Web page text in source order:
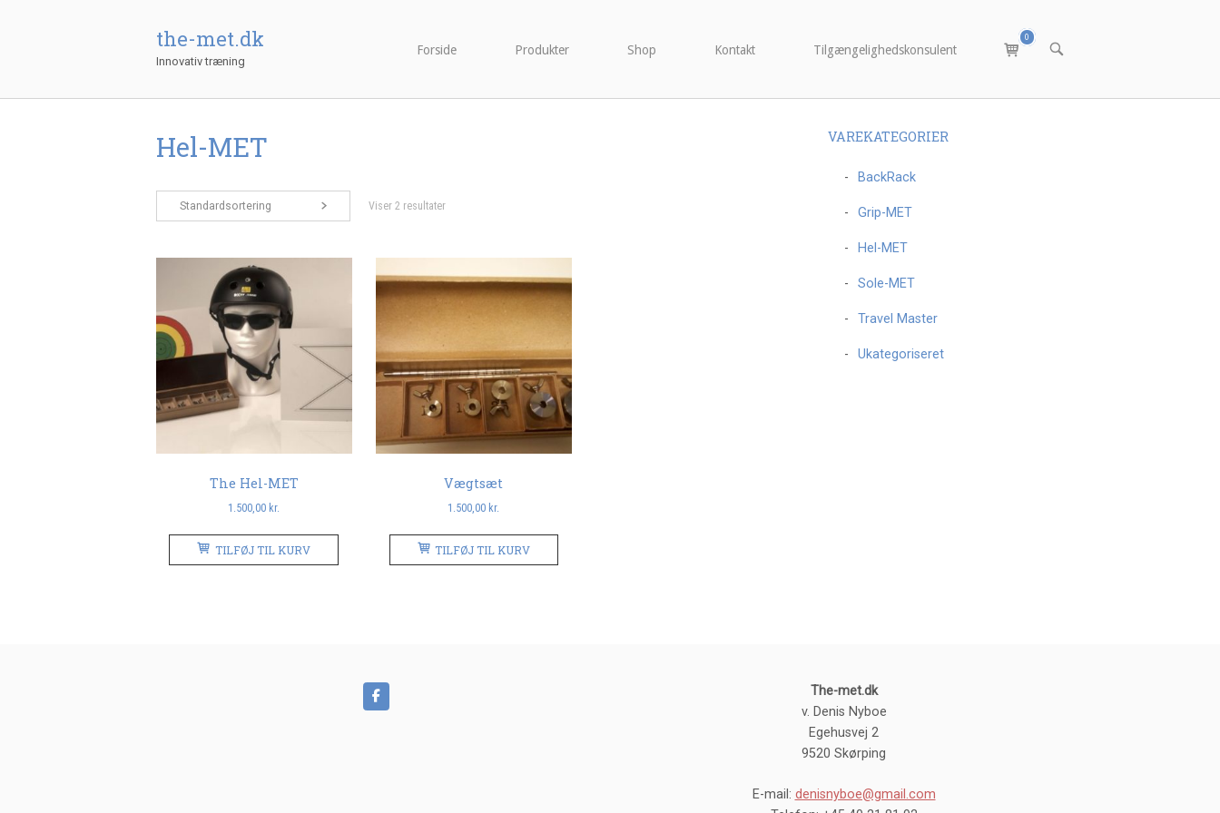
the-met.dk
Innovativ træning
Forside Produkter Shop Kontakt Tilgængelighedskonsulent
Vis
varekurv
0
ÅBN
Hel-MET
Standardsortering Viser 2 resultater
The Hel-MET
1.500,00 kr.
TILFØJ TIL KURV
Vægtsæt
1.500,00 kr.
TILFØJ TIL KURV
VAREKATEGORIER
BackRack
Grip-MET
Hel-MET
Sole-MET
Travel Master
Ukategoriseret
The-met.dk
v. Denis Nyboe
Egehusvej 2
9520 Skørping
E-mail: denisnyboe@gmail.com